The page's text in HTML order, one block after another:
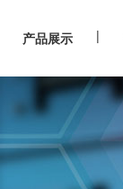
产品展示 |